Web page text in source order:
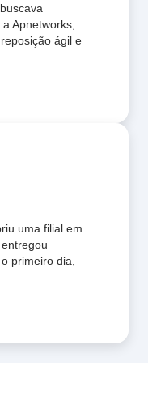
Apnetworks,
ágil e
uma filial em
primeiro dia,